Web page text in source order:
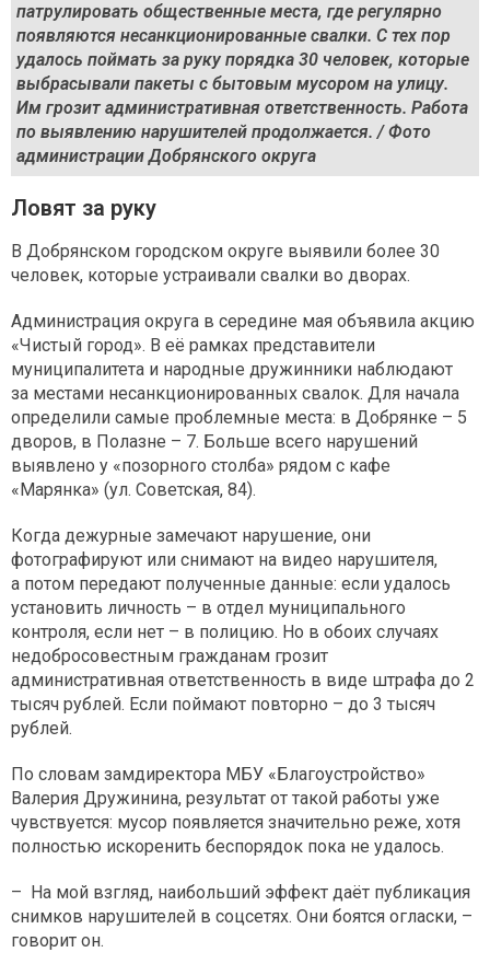
патрулировать общественные места, где регулярно
появляются несанкционированные свалки. С тех пор
удалось поймать за руку порядка 30 человек, которые
выбрасывали пакеты с бытовым мусором на улицу.
Им грозит административная ответственность. Работа
по выявлению нарушителей продолжается. / Фото
администрации Добрянского округа
Ловят за руку
В Добрянском городском округе выявили более 30
человек, которые устраивали свалки во дворах.
Администрация округа в середине мая объявила акцию
«Чистый город». В её рамках представители
муниципалитета и народные дружинники наблюдают
за местами несанкционированных свалок. Для начала
определили самые проблемные места: в Добрянке – 5
дворов, в Полазне – 7. Больше всего нарушений
выявлено у «позорного столба» рядом с кафе
«Марянка» (ул. Советская, 84).
Когда дежурные замечают нарушение, они
фотографируют или снимают на видео нарушителя,
а потом передают полученные данные: если удалось
установить личность – в отдел муниципального
контроля, если нет – в полицию. Но в обоих случаях
недобросовестным гражданам грозит
административная ответственность в виде штрафа до 2
тысяч рублей. Если поймают повторно – до 3 тысяч
рублей.
По словам замдиректора МБУ «Благоустройство»
Валерия Дружинина, результат от такой работы уже
чувствуется: мусор появляется значительно реже, хотя
полностью искоренить беспорядок пока не удалось.
– На мой взгляд, наибольший эффект даёт публикация
снимков нарушителей в соцсетях. Они боятся огласки, –
говорит он.